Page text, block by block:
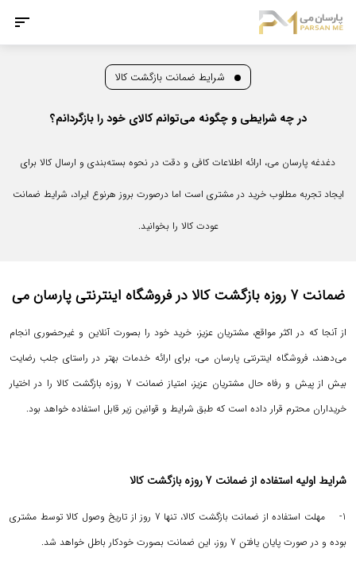
شرایط ضمانت بازگشت کالا
در چه شرایطی و چگونه می‌توانم کالای خود را بازگردانم؟
دغدغه پارسان می، ارائه اطلاعات کافی و دقت در نحوه بسته‌بندی و ارسال کالا برای
ایجاد تجربه مطلوب خرید در مشتری است اما درصورت بروز هرنوع ایراد، شرایط ضمانت
عودت کالا را بخوانید.
ضمانت 7 روزه بازگشت کالا در فروشگاه اینترنتی پارسان می
از آنجا که در اکثر مواقع، مشتریان عزیز، خرید خود را بصورت آنلاین و غیرحضوری انجام
می‌دهند، فروشگاه اینترنتی پارسان می، برای ارائه خدمات بهتر در راستای جلب رضایت
بیش از پیش و رفاه حال مشتریان عزیز، امتیاز ضمانت 7 روزه بازگشت کالا را در اختیار
خریداران محترم قرار داده است که طبق شرایط و قوانین زیر قابل استفاده خواهد بود.
شرایط اولیه استفاده از ضمانت 7 روزه بازگشت کالا
1- مهلت استفاده از ضمانت بازگشت کالا، تنها 7 روز از تاریخ وصول کالا توسط مشتری
بوده و در صورت پایان یافتن 7 روز، این ضمانت بصورت خودکار باطل خواهد شد.